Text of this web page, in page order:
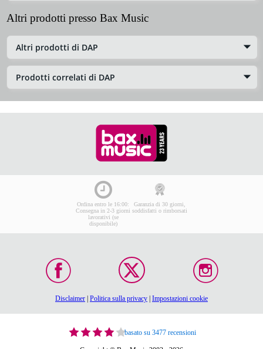
Altri prodotti presso Bax Music
Altri prodotti di DAP
Prodotti correlati di DAP
Ordina entro le 16:00:
Consegna in 2-3 giorni
lavorativi (se
disponibile)
Garanzia di 30 giorni,
soddisfatti o rimborsati
Disclaimer Politica sulla privacy Impostazioni cookie
basato su 3477 recensioni